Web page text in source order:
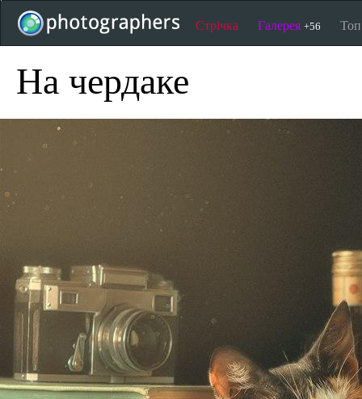
Стрічка Галерея +56
На чердаке